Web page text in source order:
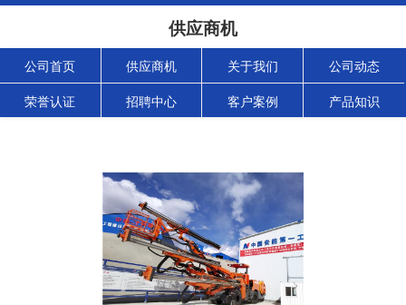
供应商机
公司首页 供应商机 关于我们 公司动态
荣誉认证 招聘中心 客户案例 产品知识